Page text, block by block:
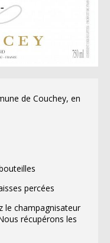
de Couchey, en
percées
le champagnisateur
récupérons les